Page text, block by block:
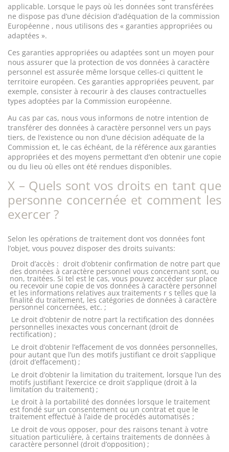
applicable. Lorsque le pays où les données sont transférées
ne dispose pas d’une décision d’adéquation de la commission
Européenne , nous utilisons des « garanties appropriées ou
adaptées ».
Ces garanties appropriées ou adaptées sont un moyen pour
nous assurer que la protection de vos données à caractère
personnel est assurée même lorsque celles-ci quittent le
territoire européen. Ces garanties appropriées peuvent, par
exemple, consister à recourir à des clauses contractuelles
types adoptées par la Commission européenne.
Au cas par cas, nous vous informons de notre intention de
transférer des données à caractère personnel vers un pays
tiers, de l’existence ou non d’une décision adéquate de la
Commission et, le cas échéant, de la référence aux garanties
appropriées et des moyens permettant d’en obtenir une copie
ou du lieu où elles ont été rendues disponibles.
X – Quels sont vos droits en tant que
personne concernée et comment les
exercer ?
Selon les opérations de traitement dont vos données font
l’objet, vous pouvez disposer des droits suivants:
Droit d’accès : droit d’obtenir confirmation de notre part que
des données à caractère personnel vous concernant sont, ou
non, traitées. Si tel est le cas, vous pouvez accéder sur place
ou recevoir une copie de vos données à caractère personnel
et les informations relatives aux traitements r s telles que la
finalité du traitement, les catégories de données à caractère
personnel concernées, etc. ;
Le droit d’obtenir de notre part la rectification des données
personnelles inexactes vous concernant (droit de
rectification) ;
Le droit d’obtenir l’effacement de vos données personnelles,
pour autant que l’un des motifs justifiant ce droit s’applique
(droit d’effacement) ;
Le droit d’obtenir la limitation du traitement, lorsque l’un des
motifs justifiant l’exercice ce droit s’applique (droit à la
limitation du traitement) ;
Le droit à la portabilité des données lorsque le traitement
est fondé sur un consentement ou un contrat et que le
traitement effectué à l’aide de procédés automatisés ;
Le droit de vous opposer, pour des raisons tenant à votre
situation particulière, à certains traitements de données à
caractère personnel (droit d’opposition) ;